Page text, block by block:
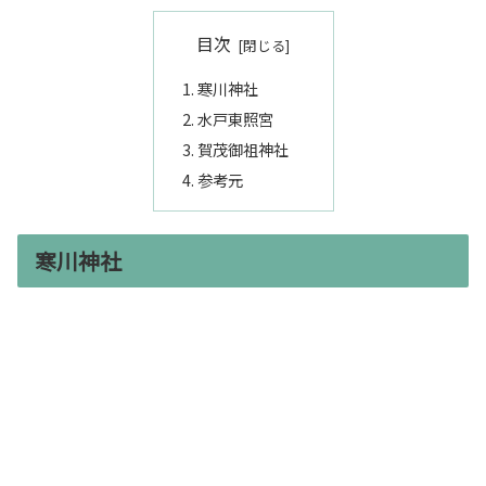
目次
寒川神社
水戸東照宮
賀茂御祖神社
参考元
寒川神社